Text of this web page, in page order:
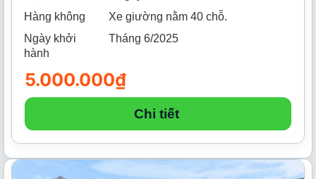
Hàng không
Xe giường nằm 40 chỗ.
Ngày khởi
hành
Tháng 6/2025
5.000.000₫
Chi tiết